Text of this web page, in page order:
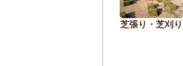
芝張り・芝刈り